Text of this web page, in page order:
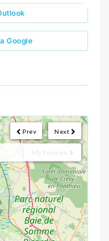
Google
Next
Prev
My Position